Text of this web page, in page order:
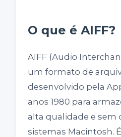
O que é AIFF?
AIFF (Audio
um formato de
desenvolvido pela
anos 1980 para
alta qualidade e sem
sistemas Macintosh. É